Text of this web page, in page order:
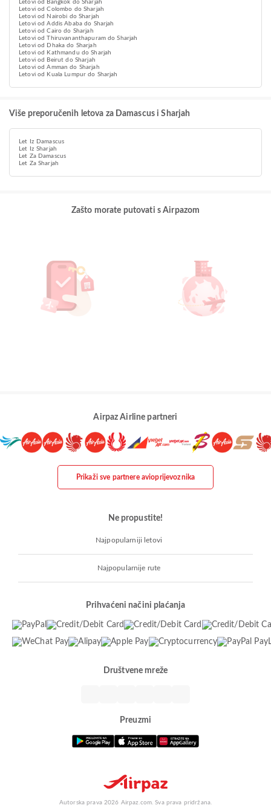
Letovi od Bangkok do Sharjah
Letovi od Colombo do Sharjah
Letovi od Nairobi do Sharjah
Letovi od Addis Ababa do Sharjah
Letovi od Cairo do Sharjah
Letovi od Thiruvananthapuram do Sharjah
Letovi od Dhaka do Sharjah
Letovi od Kathmandu do Sharjah
Letovi od Beirut do Sharjah
Letovi od Amman do Sharjah
Letovi od Kuala Lumpur do Sharjah
Više preporučenih letova za Damascus i Sharjah
Let Iz Damascus
Let Iz Sharjah
Let Za Damascus
Let Za Sharjah
Zašto morate putovati s Airpazom
Airpaz Airline partneri
Prikaži sve partnere avioprijevoznika
Ne propustite!
Najpopularniji letovi
Najpopularnije rute
Prihvaćeni načini plaćanja
Društvene mreže
Preuzmi
Autorska prava 2026 Airpaz.com. Sva prava pridržana.